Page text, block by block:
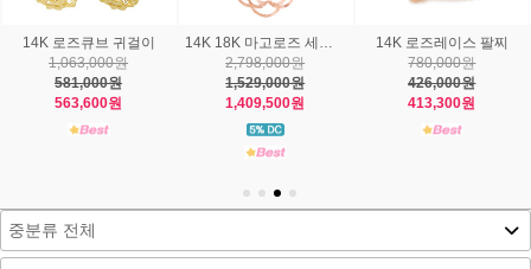
14K 18K 마고로즈 목걸이
1,519,000원
830,000원
765,400원
14K 18K 슈가로즈 팔찌
1,340,000원
732,000원
710,100원
14K 18K 메르 목걸이
769,000원
420,000원
387,100원